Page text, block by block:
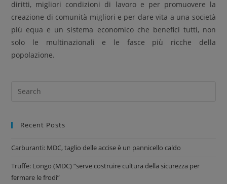
diritti, migliori condizioni di lavoro e per promuovere la
creazione di comunità migliori e per dare vita a una società
più equa e un sistema economico che benefici tutti, non
solo le multinazionali e le fasce più ricche della
popolazione.
Recent Posts
Carburanti: MDC, taglio delle accise è un pannicello caldo
Truffe: Longo (MDC) “serve costruire cultura della sicurezza per
fermare le frodi”